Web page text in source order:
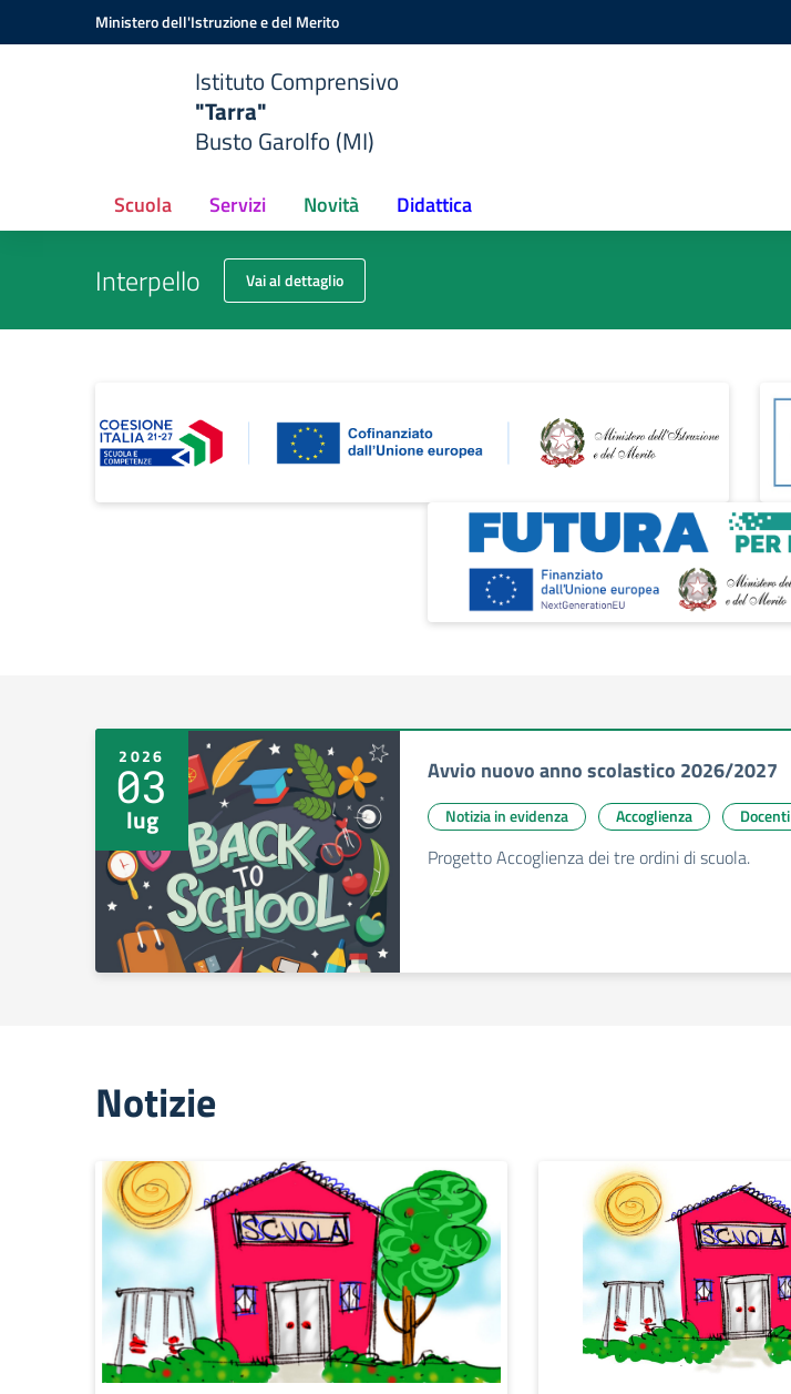
Vai ai contenuti
Vai al menu di navigazioneMinistero dell'Istruzione e del Merito
Istituto Comprensivo
"Tarra"
Busto Garolfo (MI)
Scuola Servizi Novità Didattica
Interpello Vai al dettaglio
2026
03
lug
Avvio nuovo anno scolastico 2026/2027
Notizia in evidenza Accoglienza Docenti
Progetto Accoglienza dei tre ordini di scuola.
Notizie